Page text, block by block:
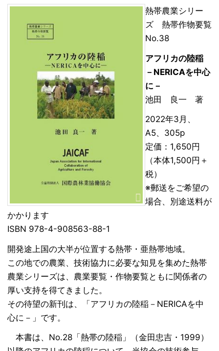
熱帯農業シリー
ズ 熱帯作物要覧
No.38
アフリカの陸稲
－NERICAを中心
に－
池田 良一 著
2022年3月、
A5、305p
定価：1,650円
（本体1,500円＋
税）
※郵送をご希望の
場合、別途送料が
かかります
ISBN 978-4-908563-88-1
開発途上国の大半が位置する熱帯・亜熱帯地域。
この地での農業、技術協力に必要な知見を集めた熱帯
農業シリーズは、農業要覧・作物要覧ともに関係者の
厚い支持を得てきました。
その待望の新刊は、「アフリカの陸稲－NERICAを中
心に－」です。
本書は、No.28「熱帯の陸稲」（金田忠吉・1999）